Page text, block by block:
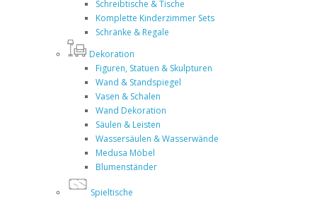
Schreibtische & Tische
Komplette Kinderzimmer Sets
Schränke & Regale
Dekoration
Figuren, Statuen & Skulpturen
Wand & Standspiegel
Vasen & Schalen
Wand Dekoration
Säulen & Leisten
Wassersäulen & Wasserwände
Medusa Möbel
Blumenständer
Spieltische